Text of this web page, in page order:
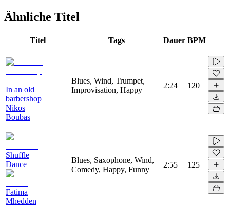
Ähnliche Titel
Titel Tags Dauer BPM
In an old
barbershop
Nikos
Boubas
Blues, Wind, Trumpet,
Improvisation, Happy
2:24 120
Shuffle
Dance
Fatima
Mhedden
Blues, Saxophone, Wind,
Comedy, Happy, Funny
2:55 125